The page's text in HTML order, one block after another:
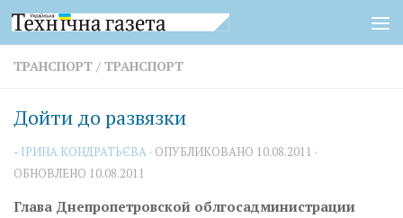
Перейти к содержимому
ТРАНСПОРТ / ТРАНСПОРТ
Дойти до развязки
- ІРИНА КОНДРАТЬЄВА · ОПУБЛИКОВАНО 10.08.2011 ·
ОБНОВЛЕНО 10.08.2011
Глава Днепропетровской облгосадминистрации